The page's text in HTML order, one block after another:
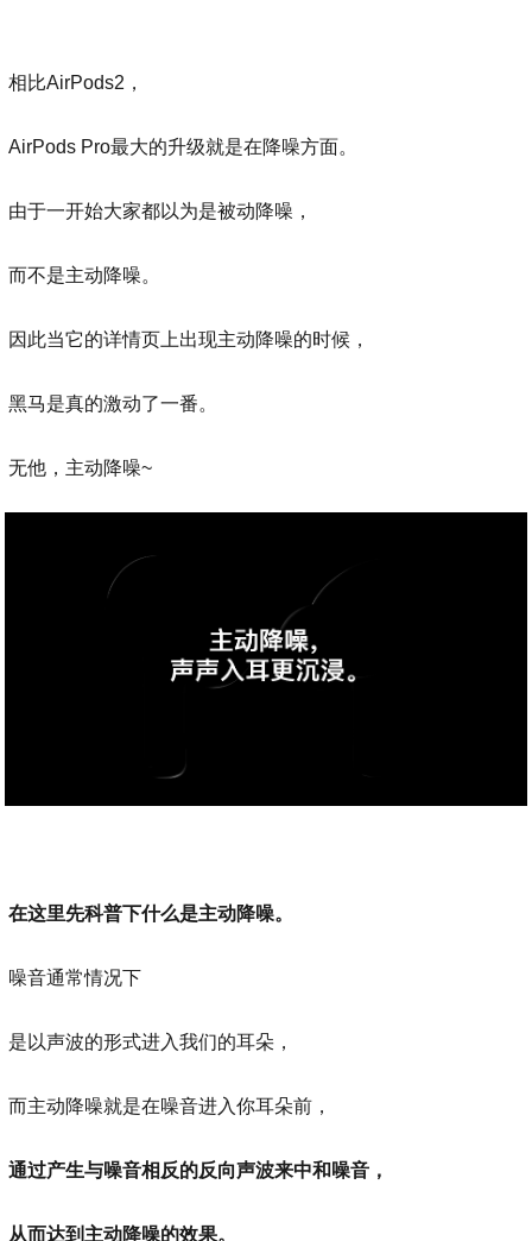
相比AirPods2，
AirPods Pro最大的升级就是在降噪方面。
由于一开始大家都以为是被动降噪，
而不是主动降噪。
因此当它的详情页上出现主动降噪的时候，
黑马是真的激动了一番。
无他，主动降噪~
在这里先科普下什么是主动降噪。
噪音通常情况下
是以声波的形式进入我们的耳朵，
而主动降噪就是在噪音进入你耳朵前，
通过产生与噪音相反的反向声波来中和噪音，
从而达到主动降噪的效果。